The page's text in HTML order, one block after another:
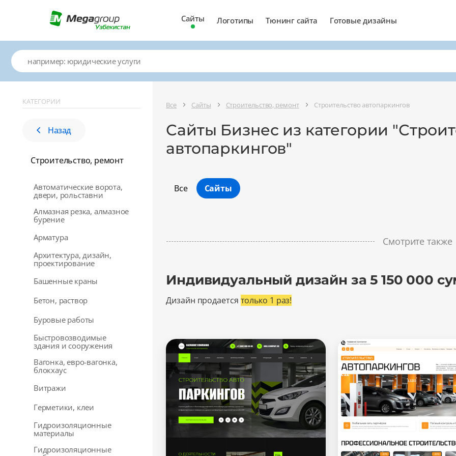
Сайты Логотипы Тюнинг сайта Готовые дизайны
КАТЕГОРИИ
Назад
Строительство, ремонт
Автоматические ворота,
двери, рольставни
Алмазная резка, алмазное
бурение
Арматура
Архитектура, дизайн,
проектирование
Башенные краны
Бетон, раствор
Буровые работы
Быстровозводимые
здания и сооружения
Вагонка, евро-вагонка,
блокхаус
Витражи
Герметики, клеи
Гидроизоляционные
материалы
Гидроизоляционные
Все Сайты Строительство, ремонт Строительство автопаркингов
Сайты Бизнес из категории
автопаркингов"
Все Сайты
Смотрите также
Индивидуальный дизайн за 5 150 000
Дизайн продается только 1 раз!